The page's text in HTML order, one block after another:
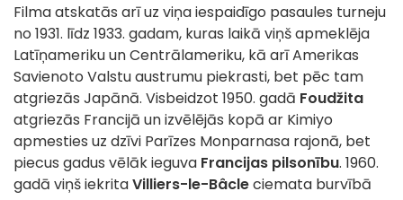
Filma atskatās arī uz viņa iespaidīgo pasaules turneju
no 1931. līdz 1933. gadam, kuras laikā viņš apmeklēja
Latīņameriku un Centrālameriku, kā arī Amerikas
Savienoto Valstu austrumu piekrasti, bet pēc tam
atgriezās Japānā. Visbeidzot 1950. gadā Foudžita
atgriezās Francijā un izvēlējās kopā ar Kimiyo
apmesties uz dzīvi Parīzes Monparnasa rajonā, bet
piecus gadus vēlāk ieguva Francijas pilsonību. 1960.
gadā viņš iekritaVilliers-le-Bâcleciemata burvībā